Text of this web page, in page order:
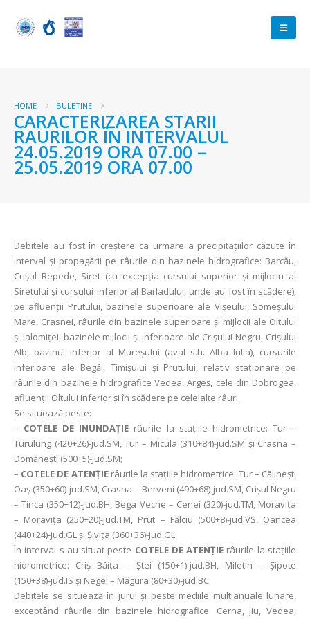
HOME BULETINE
CARACTERIZAREA STARII
RAURILOR ÎN INTERVALUL
24.05.2019 ORA 07.00 –
25.05.2019 ORA 07.00
Debitele au fost în creştere ca urmare a precipitaţiilor căzute în
interval şi propagării pe râurile din bazinele hidrografice: Barcău,
Crișul Repede, Siret (cu excepția cursului superior și mijlociu al
Siretului și cursului inferior al Barladului, unde au fost în scădere),
pe afluenții Prutului, bazinele superioare ale Vișeului, Someșului
Mare, Crasnei, râurile din bazinele superioare și mijlocii ale Oltului
și Ialomiței, bazinele mijlocii și inferioare ale Crișului Negru, Crișului
Alb, bazinul inferior al Mureșului (aval s.h. Alba Iulia), cursurile
inferioare ale Begăi, Timișului și Prutului, relativ staționare pe
râurile din bazinele hidrografice Vedea, Argeș, cele din Dobrogea,
afluenții Oltului inferior și în scădere pe celelalte râuri.
Se situează peste:
– COTELE DE INUNDAŢIE râurile la stațiile hidrometrice: Tur –
Turulung (420+26)-jud.SM, Tur – Micula (310+84)-jud.SM şi Crasna –
Domănești (500+5)-jud.SM;
– COTELE DE ATENȚIErâurile la stațiile hidrometrice: Tur – Călinești
Oaș (350+60)-jud.SM, Crasna – Berveni (490+68)-jud.SM, Crişul Negru
– Tinca (350+12)-jud.BH, Bega Veche – Cenei (320)-jud.TM, Moraviţa
– Moravița (250+20)-jud.TM, Prut – Fălciu (500+8)-jud.VS, Oancea
(440+24)-jud.GL și Șivița (360+36)-jud.GL.
În interval s-au situat peste COTELE DE ATENȚIE râurile la stațiile
hidrometrice: Criş Băiţa – Ştei (150+1)-jud.BH, Miletin – Şipote
(150+38)-jud.IS şi Negel – Măgura (80+30)-jud.BC.
Debitele se situează în jurul și peste mediile multianuale lunare,
exceptând râurile din bazinele hidrografice: Cerna, Jiu, Vedea,